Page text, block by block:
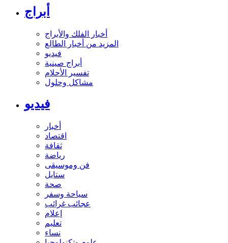
أبراج
أخبار الفلك والأبراج
المزيد من أخبار الطالع
فيديو
أبراج صينية
تفسير الأحلام
مشاكل وحلول
فيديو
أخبار
اقتصاد
ثقافة
رياضة
فن وموسيقى
ستايل
صحة
سياحة وسفر
عجائب غرائب
إعلام
تعليم
نساء